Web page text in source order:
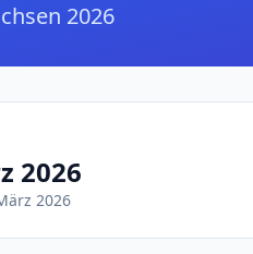
2026
2026
2026